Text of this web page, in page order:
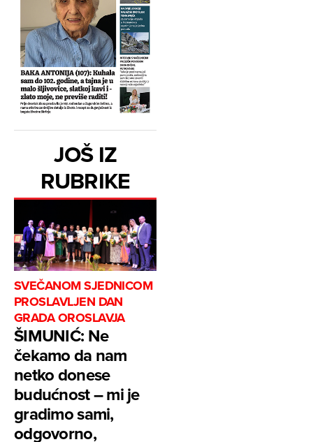
JOŠ IZ
RUBRIKE
SVEČANOM SJEDNICOM
PROSLAVLJEN DAN
GRADA OROSLAVJA
ŠIMUNIĆ: Ne
čekamo da nam
netko donese
budućnost – mi je
gradimo sami,
odgovorno,